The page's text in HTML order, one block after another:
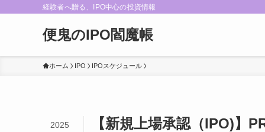
経験者へ贈る、IPO中心の投資情報
便鬼のIPO閻魔帳
ホーム IPO IPOスケジュール
【新規上場承認（IPO)】
2025